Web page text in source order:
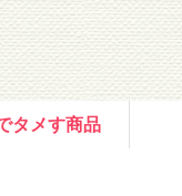
タメす商品